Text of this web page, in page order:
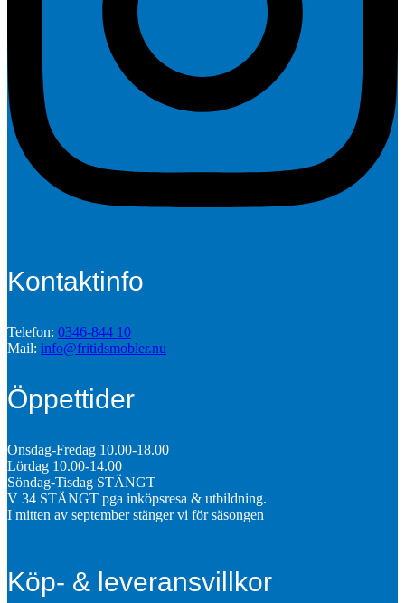
Kontaktinfo
Telefon: 0346-844 10
Mail: info@fritidsmobler.nu
Öppettider
Onsdag-Fredag 10.00-18.00
Lördag 10.00-14.00
Söndag-Tisdag STÄNGT
V 34 STÄNGT pga inköpsresa & utbildning.
I mitten av september stänger vi för säsongen
Köp- & leveransvillkor